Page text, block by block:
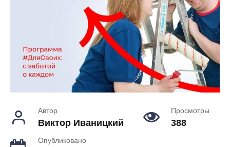
Автор
Виктор Иваницкий
Просмотры
388
Опубликовано